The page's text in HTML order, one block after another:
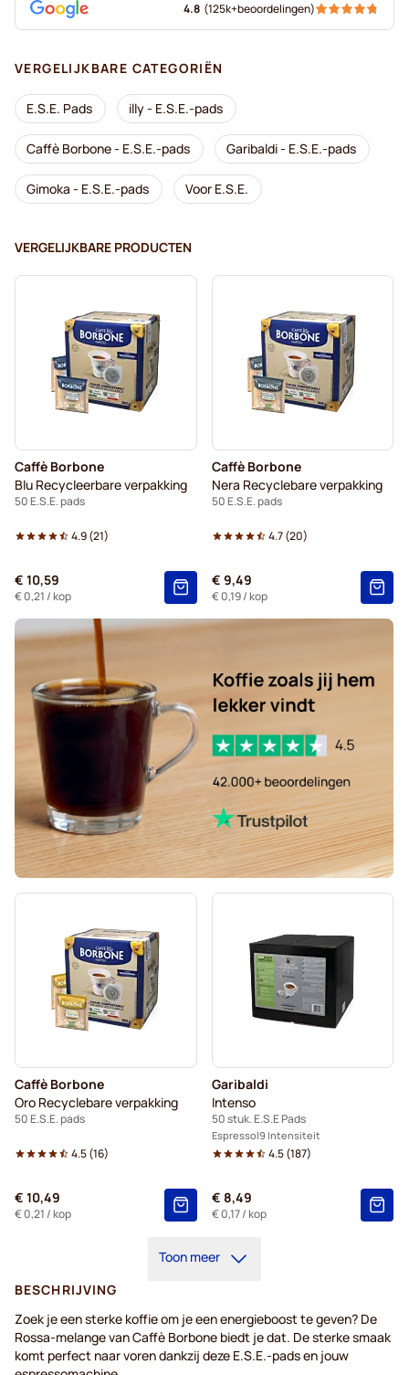
4.8 (125k+beoordelingen)
VERGELIJKBARE CATEGORIËN
E.S.E. Pads illy - E.S.E.-pads
Caffè Borbone - E.S.E.-pads Garibaldi - E.S.E.-pads
Gimoka - E.S.E.-pads Voor E.S.E.
VERGELIJKBARE PRODUCTEN
Caffè Borbone
Blu Recycleerbare verpakking
50 E.S.E. pads
4.9(21)
€ 10,59
€ 0,21 / kop
Caffè Borbone
Nera Recyclebare verpakking
50 E.S.E. pads
4.7(20)
€ 9,49
€ 0,19/ kop
Caffè Borbone
Oro Recyclebare verpakking
50 E.S.E. pads
4.5(16)
€ 10,49
€ 0,21 / kop
Garibaldi
Intenso
50 stuk. E.S.E Pads
Espresso 9 Intensiteit
4.5(187)
€ 8,49
€ 0,17/ kop
Toon meer
BESCHRIJVING
Zoek je een sterke koffie om je een energieboost te geven? De
Rossa-melange van Caffè Borbone biedt je dat. De sterke smaak
komt perfect naar voren dankzij deze E.S.E.-pads en jouw